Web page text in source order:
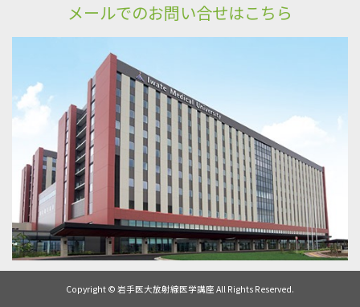
メールでのお問い合せはこちら
Copyright © 岩手医大放射線医学講座 All Rights Reserved.